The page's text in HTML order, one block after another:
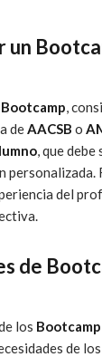
un
Bootcamp,
deAACSB o
, que
personalizada.
del
de
los Bootcamp
de